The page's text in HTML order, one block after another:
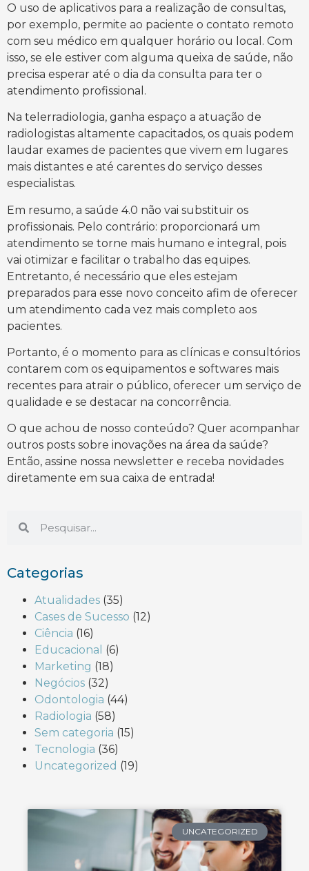
O uso de aplicativos para a realização de consultas,
por exemplo, permite ao paciente o contato remoto
com seu médico em qualquer horário ou local. Com
isso, se ele estiver com alguma queixa de saúde, não
precisa esperar até o dia da consulta para ter o
atendimento profissional.
Na telerradiologia, ganha espaço a atuação de
radiologistas altamente capacitados, os quais podem
laudar exames de pacientes que vivem em lugares
mais distantes e até carentes do serviço desses
especialistas.
Em resumo, a saúde 4.0 não vai substituir os
profissionais. Pelo contrário: proporcionará um
atendimento se torne mais humano e integral, pois
vai otimizar e facilitar o trabalho das equipes.
Entretanto, é necessário que eles estejam
preparados para esse novo conceito afim de oferecer
um atendimento cada vez mais completo aos
pacientes.
Portanto, é o momento para as clínicas e consultórios
contarem com os equipamentos e softwares mais
recentes para atrair o público, oferecer um serviço de
qualidade e se destacar na concorrência.
O que achou de nosso conteúdo? Quer acompanhar
outros posts sobre inovações na área da saúde?
Então, assine nossa newsletter e receba novidades
diretamente em sua caixa de entrada!
Categorias
Atualidades (35)
Cases de Sucesso (12)
Ciência (16)
Educacional (6)
Marketing (18)
Negócios (32)
Odontologia (44)
Radiologia (58)
Sem categoria (15)
Tecnologia (36)
Uncategorized (19)
UNCATEGORIZED